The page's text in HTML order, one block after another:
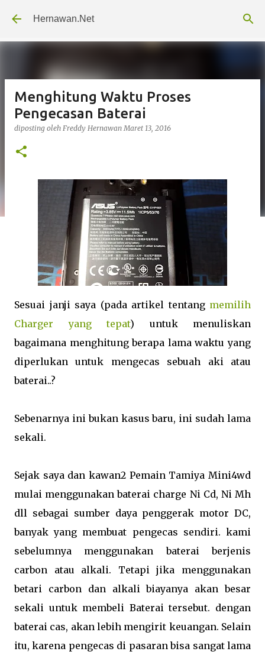
Langsung ke konten utama
Hernawan.Net
Menghitung Waktu Proses
Pengecasan Baterai
diposting oleh Freddy Hernawan Maret 13, 2016
Sesuai janji saya (pada artikel tentang memilih
Charger yang tepat) untuk menuliskan
bagaimana menghitung berapa lama waktu yang
diperlukan untuk mengecas sebuah aki atau
baterai..?
Sebenarnya ini bukan kasus baru, ini sudah lama
sekali.
Sejak saya dan kawan2 Pemain Tamiya Mini4wd
mulai menggunakan baterai charge Ni Cd, Ni Mh
dll sebagai sumber daya penggerak motor DC,
banyak yang membuat pengecas sendiri. kami
sebelumnya menggunakan baterai berjenis
carbon atau alkali. Tetapi jika menggunakan
betari carbon dan alkali biayanya akan besar
sekali untuk membeli Baterai tersebut. dengan
baterai cas, akan lebih mengirit keuangan. Selain
itu, karena pengecas di pasaran bisa sangat lama